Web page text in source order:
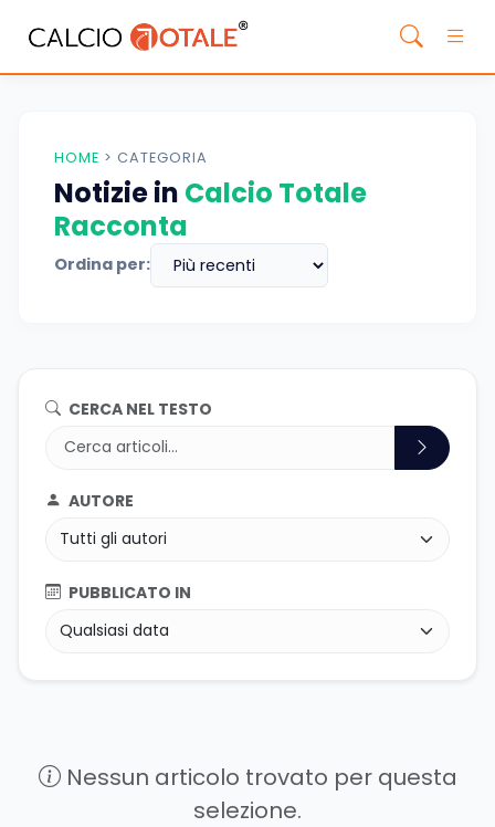
HOME > CATEGORIA
Notizie in Calcio Totale
Racconta
Ordina per:
CERCA NEL TESTO
AUTORE
PUBBLICATO IN
Nessun articolo trovato per questa
selezione.